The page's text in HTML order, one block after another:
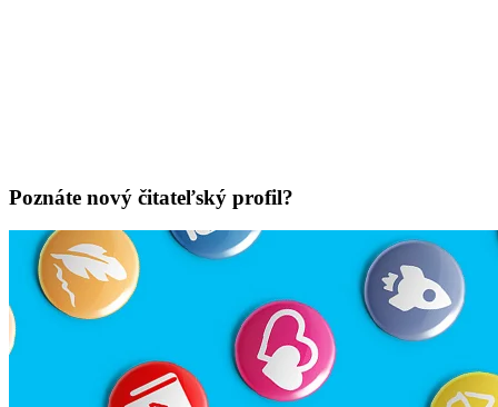
Poznáte nový čitateľský profil?